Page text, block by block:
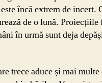
încă extrem de incert.
de o lună. Proiecțiile
în urmă sunt deja
trece aduce și mai